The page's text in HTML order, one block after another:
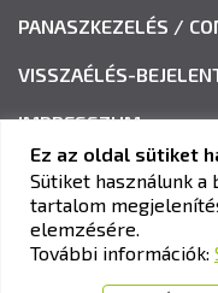
PANASZKEZELÉS /
VISSZAÉLÉS-
IMPRESSZUM
KAV KÖZLEKEDÉSI
Cím:1033 Budapest,
Ez az oldal sütiket
Sütiket használunk a
tartalom
elemzésére.
További információk: